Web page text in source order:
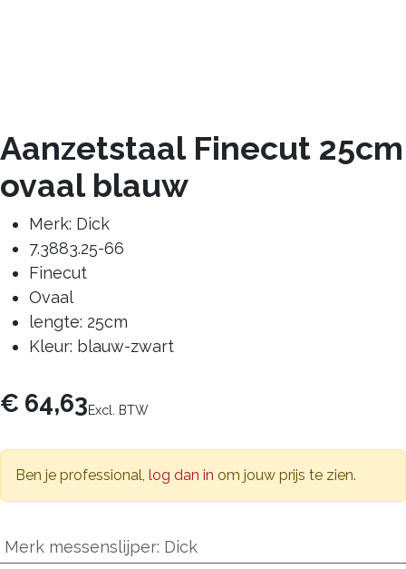
Aanzetstaal Finecut 25cm
ovaal blauw
Merk: Dick
7.3883.25-66
Finecut
Ovaal
lengte: 25cm
Kleur: blauw-zwart
€ 64,63Excl. BTW
Ben je professional, log dan in om jouw prijs te zien.
Merk messenslijper: Dick